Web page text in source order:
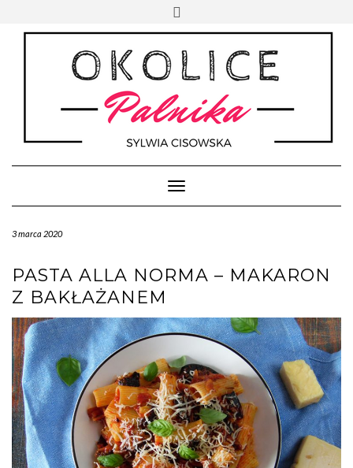
content
Toggle Navigation
3 marca 2020
PASTA ALLA NORMA – MAKARON
Z BAKŁAŻANEM